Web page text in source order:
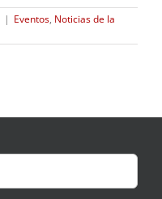
| Eventos, Noticias de la